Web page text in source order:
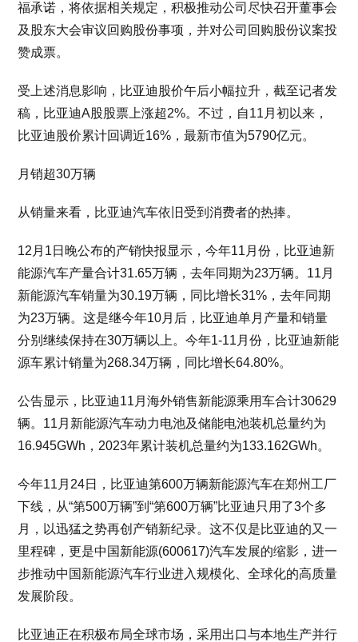
福承诺，将依据相关规定，积极推动公司尽快召开董事会
及股东大会审议回购股份事项，并对公司回购股份议案投
赞成票。
受上述消息影响，比亚迪股价午后小幅拉升，截至记者发
稿，比亚迪A股股票上涨超2%。不过，自11月初以来，
比亚迪股价累计回调近16%，最新市值为5790亿元。
月销超30万辆
从销量来看，比亚迪汽车依旧受到消费者的热捧。
12月1日晚公布的产销快报显示，今年11月份，比亚迪新
能源汽车产量合计31.65万辆，去年同期为23万辆。11月
新能源汽车销量为30.19万辆，同比增长31%，去年同期
为23万辆。这是继今年10月后，比亚迪单月产量和销量
分别继续保持在30万辆以上。今年1-11月份，比亚迪新能
源车累计销量为268.34万辆，同比增长64.80%。
公告显示，比亚迪11月海外销售新能源乘用车合计30629
辆。11月新能源汽车动力电池及储能电池装机总量约为
16.945GWh，2023年累计装机总量约为133.162GWh。
今年11月24日，比亚迪第600万辆新能源汽车在郑州工厂
下线，从“第500万辆”到“第600万辆”比亚迪只用了3个多
月，以迅猛之势再创产销新纪录。这不仅是比亚迪的又一
里程碑，更是中国新能源(600617)汽车发展的缩影，进一
步推动中国新能源汽车行业进入规模化、全球化的高质量
发展阶段。
比亚迪正在积极布局全球市场，采用出口与本地生产并行